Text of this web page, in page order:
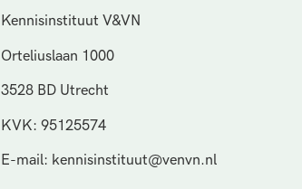
Kennisinstituut V&VN
Orteliuslaan 1000
3528 BD Utrecht
KVK: 95125574
E-mail: kennisinstituut@venvn.nl